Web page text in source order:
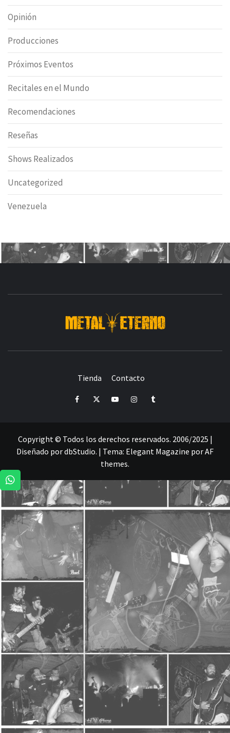
Opinión
Producciones
Próximos Eventos
Recitales en el Mundo
Recomendaciones
Reseñas
Shows Realizados
Uncategorized
Venezuela
CRÓNICAS DE RECITALES
PRENSA
Tienda Contacto
FacebookTwitterYoutubeInstagramTumblr
Copyright © Todos los derechos reservados. 2006/2025 |
Diseñado por dbStudio. | Tema: Elegant Magazine porAF
themes.